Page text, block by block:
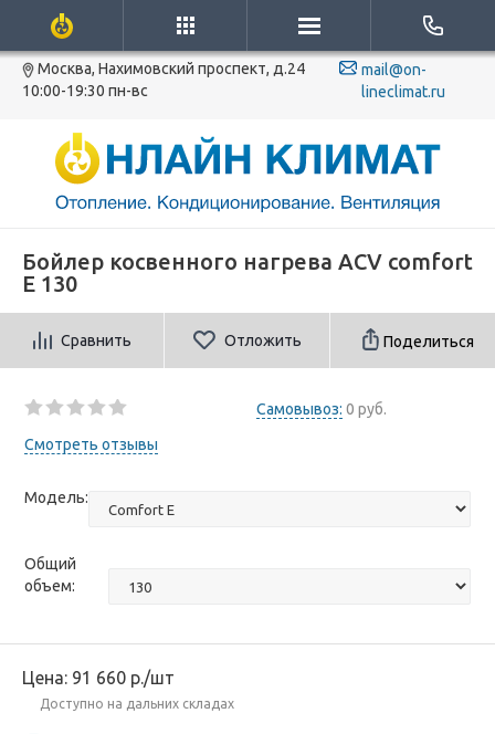
Москва, Нахимовский проспект, д.24
10:00-19:30 пн-вс
mail@on-
lineclimat.ru
Бойлер косвенного нагрева ACV comfort
E 130
Сравнить Отложить Поделиться
Самовывоз: 0 руб.
Смотреть отзывы
Модель:
Общий
объем:
Цена: 91 660 р./шт
Доступно на дальних складах